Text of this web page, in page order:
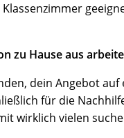
zu Hause aus
dein Angebot
für die
wirklich vielen